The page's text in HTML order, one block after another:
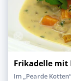
Frikadelle mit
Im „Pearde